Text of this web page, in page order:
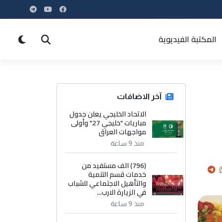
المكتبة الفيديوية
آخر الاضافات
الاتحاد الخليجي يعلن جدول
مباريات "خليجي 27" وأولى
مواجهات العراق
منذ 9 ساعة
(796) الف مستفيد من
خدمات قسم التنمية
والتأهيل الاجتماعي للشباب
في الزيارة الارب...
منذ 9 ساعة